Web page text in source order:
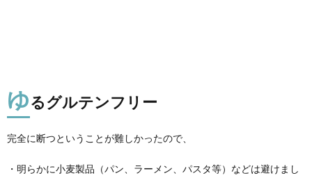
ゆるグルテンフリー
完全に断つということが難しかったので、
・明らかに小麦製品（パン、ラーメン、パスタ等）などは避けまし